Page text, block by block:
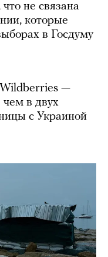
не связана
которые
в Госдуму
Wildberries —
чем в двух
с Украиной